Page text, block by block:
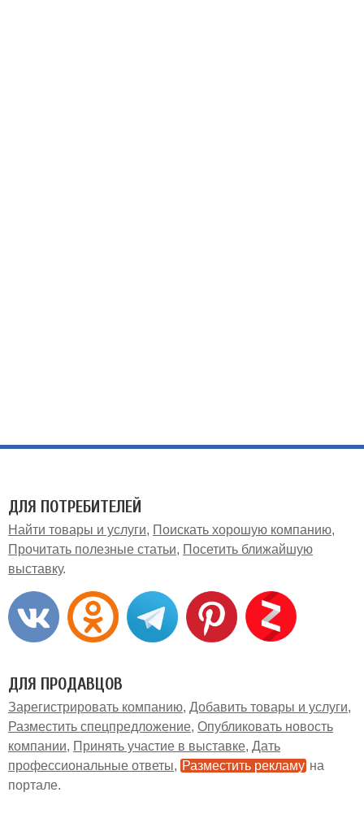
ДЛЯ ПОТРЕБИТЕЛЕЙ
Найти товары и услуги
Поискать хорошую компанию
Прочитать полезные статьи
Посетить ближайшую
выставку
ДЛЯ ПРОДАВЦОВ
Зарегистрировать компанию Добавить товары и услуги
Разместить спецпредложение Опубликовать новость
компании
Принять участие в выставке Дать
профессиональные ответы
Разместить рекламу на
портале